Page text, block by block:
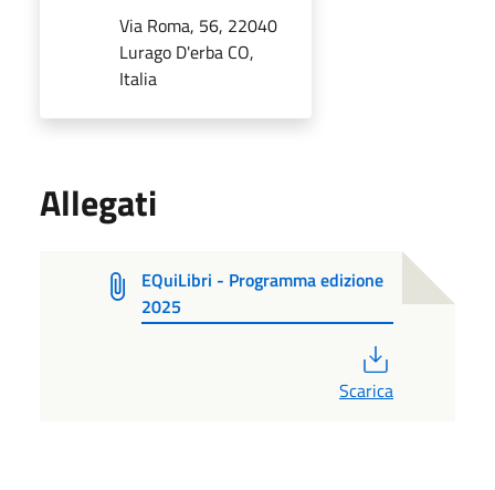
Via Roma, 56, 22040
Lurago D'erba CO,
Italia
Allegati
EQuiLibri - Programma edizione
2025
Scarica